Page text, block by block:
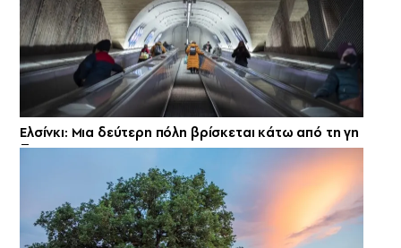
Ελσίνκι: Mια δεύτερη πόλη βρίσκεται κάτω από τη γη